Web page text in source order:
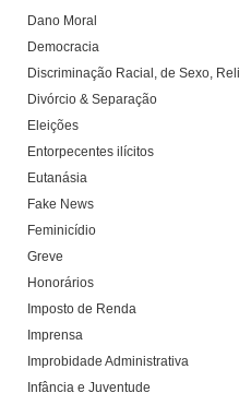
Dano Moral
Democracia
Discriminação Racial, de Sexo,
Divórcio & Separação
Eleições
Entorpecentes ilícitos
Eutanásia
Fake News
Feminicídio
Greve
Honorários
Imposto de Renda
Imprensa
Improbidade Administrativa
Infância e Juventude